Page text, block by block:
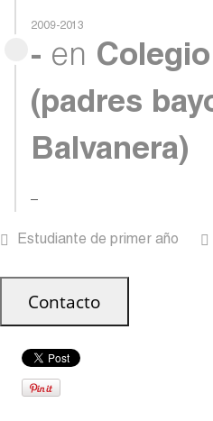
2009-2013
- en
(padres
Balvanera)
–
Estudiante de primer año